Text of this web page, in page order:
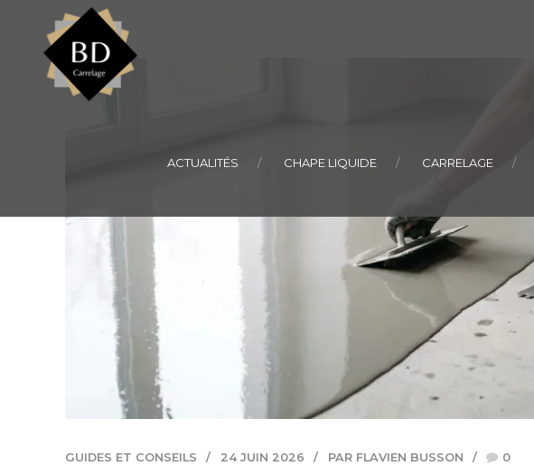
ACTUALITÉS CHAPE LIQUIDE CARRELAGE
GUIDES ET CONSEILS 24 JUIN 2026 PAR FLAVIEN BUSSON 0